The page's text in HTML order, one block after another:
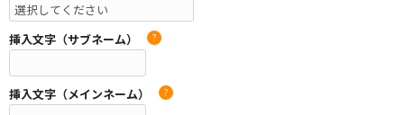
挿入文字（サブネーム） ?
挿入文字（メインネーム） ?